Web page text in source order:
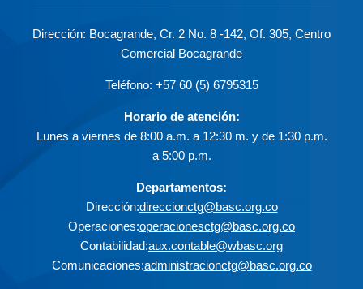
Dirección: Bocagrande, Cr. 2 No. 8 -142, Of. 305, Centro
Comercial Bocagrande
Teléfono: +57 60 (5) 6795315
Horario de atención:
Lunes a viernes de 8:00 a.m. a 12:30 m. y de 1:30 p.m.
a 5:00 p.m.
Departamentos:
Dirección:direccionctg@basc.org.co
Operaciones:operacionesctg@basc.org.co
Contabilidad:aux.contable@wbasc.org
Comunicaciones:administracionctg@basc.org.co